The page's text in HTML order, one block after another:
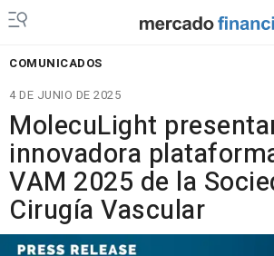
COMUNICADOS
4 DE JUNIO DE 2025
MolecuLight
innovadora
VAM 2025 de la
Cirugía Vascular